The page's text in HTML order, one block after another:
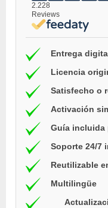
2.228
Reviews
Entrega
Licencia
Satisfecho o
Activación
Guía incluida
Soporte 24/7
Reutilizable
Multilingüe